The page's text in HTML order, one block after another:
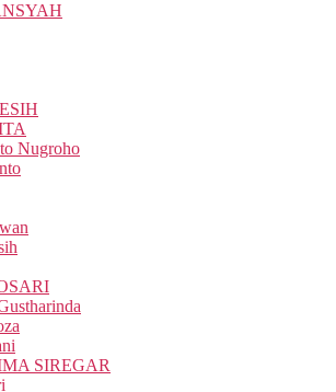
Nugroho
SIREGAR